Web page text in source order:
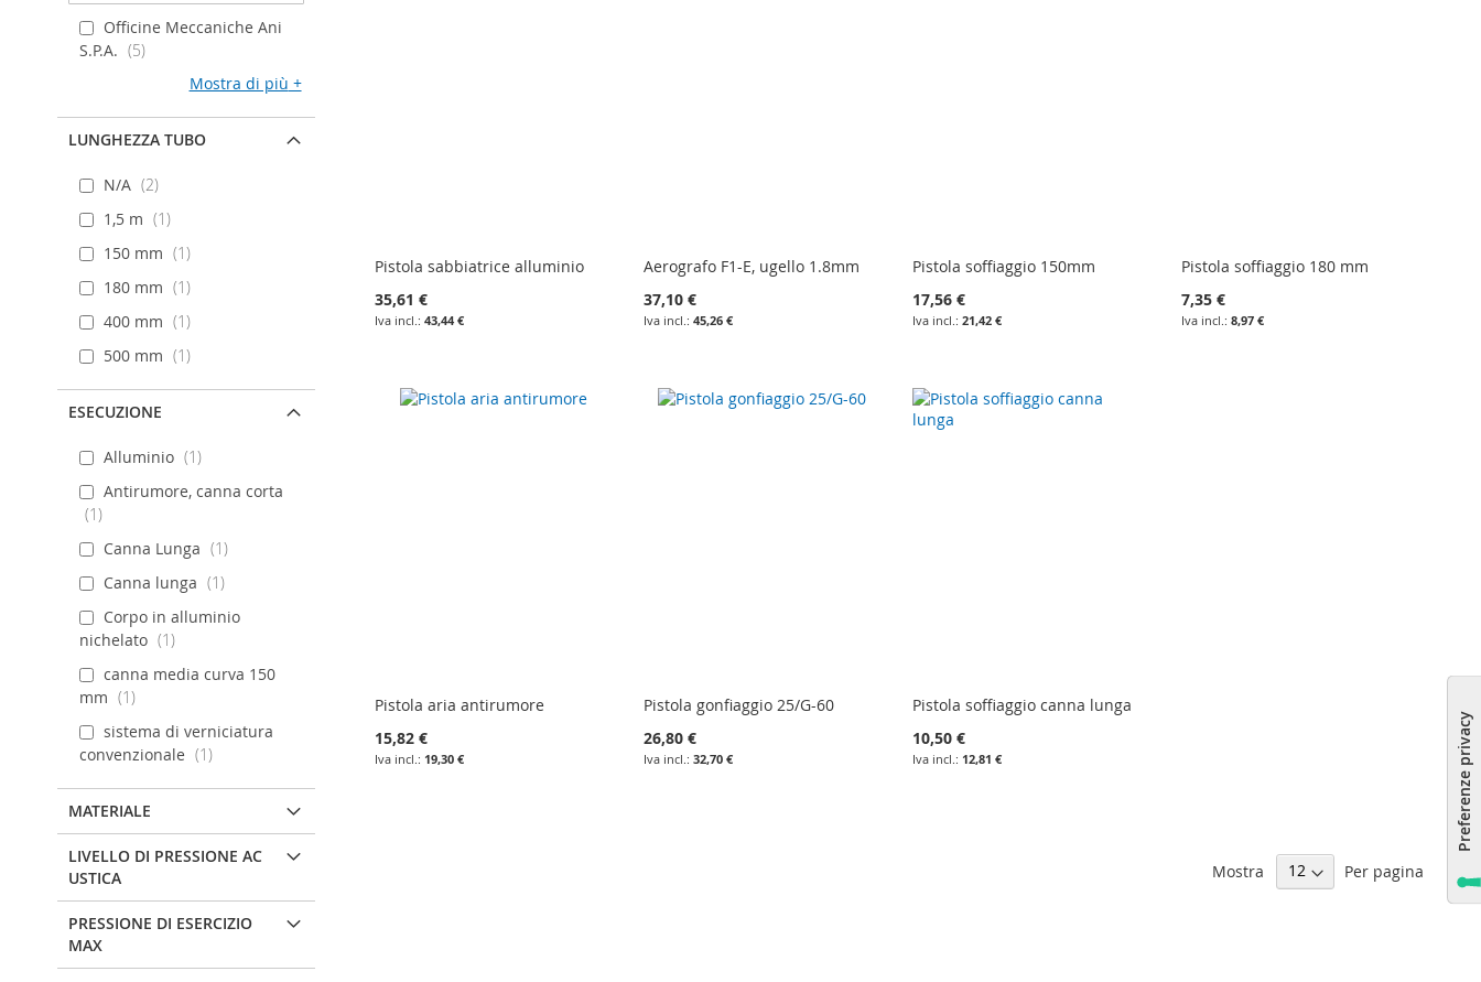
Pistola sabbiatrice alluminio
35,61 €
43,44 €
Aggiungi al carrello
DESIDERI
CONFRONTO
Aerografo F1-E, ugello 1.8mm
37,10 €
45,26 €
Aggiungi al carrello
DESIDERI
CONFRONTO
Pistola soffiaggio 150mm
17,56 €
21,42 €
Aggiungi al carrello
DESIDERI
CONFRONTO
Pistola soffiaggio 180 mm
7,35 €
8,97 €
Aggiungi al carrello
DESIDERI
CONFRONTO
Pistola aria antirumore
15,82 €
19,30 €
AGGIUNGI
ALLA
LISTA
DESIDERI
AGGIUNGI
AL
CONFRONTO
Pistola gonfiaggio 25/G-60
26,80 €
32,70 €
AGGIUNGI
ALLA
LISTA
DESIDERI
AGGIUNGI
AL
CONFRONTO
Pistola soffiaggio canna lunga
10,50 €
12,81 €
AGGIUNGI
ALLA
LISTA
DESIDERI
AGGIUNGI
AL
CONFRONTO
Mostra Per pagina
Officine Meccaniche Ani
S.P.A.
5
Mostra di più
LUNGHEZZA TUBO
N/A
2
1,5 m
1
150 mm
1
180 mm
1
400 mm
1
500 mm
1
ESECUZIONE
Alluminio
1
Antirumore, canna corta
1
Canna Lunga
1
Canna lunga
1
Corpo in alluminio
nichelato
1
canna media curva 150
mm
1
sistema di verniciatura
convenzionale
1
MATERIALE
LIVELLO DI PRESSIONE AC
USTICA
PRESSIONE DI ESERCIZIO
MAX